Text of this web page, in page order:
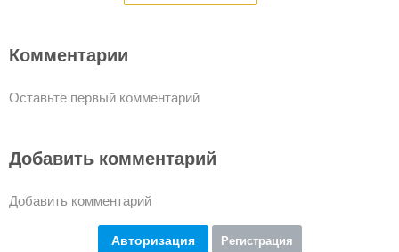
Комментарии
Оставьте первый комментарий
Добавить комментарий
Добавить комментарий
Авторизация Регистрация